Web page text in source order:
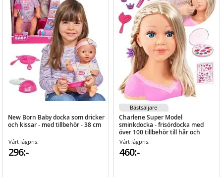
New Born Baby docka som dricker
och kissar - med tillbehör - 38 cm
Vårt lågpris:
296:-
Charlene Super Model
sminkdocka - frisördocka med
över 100 tillbehör till hår och
smink
Vårt lågpris:
460:-
Bästsäljare